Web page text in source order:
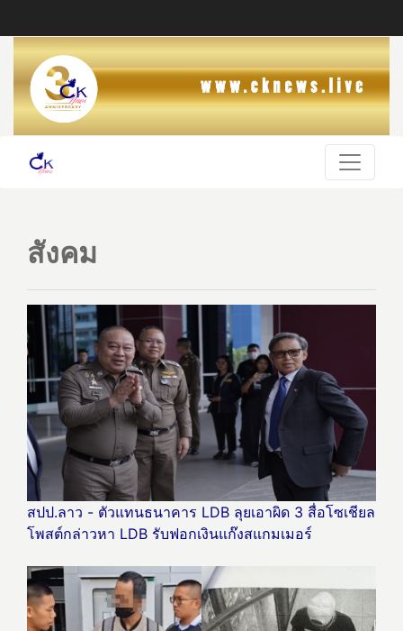
สังคม
สปป.ลาว - ตัวแทนธนาคาร LDB ลุยเอาผิด 3 สื่อโซเชียล
โพสต์กล่าวหา LDB รับฟอกเงินแก๊งสแกมเมอร์